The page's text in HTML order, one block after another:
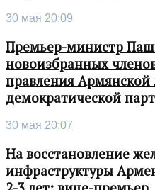
30 мая 20:09
Премьер-министр
новоизбранных
правления Армянской
демократической
30 мая 20:07
На восстановление
инфраструктуры